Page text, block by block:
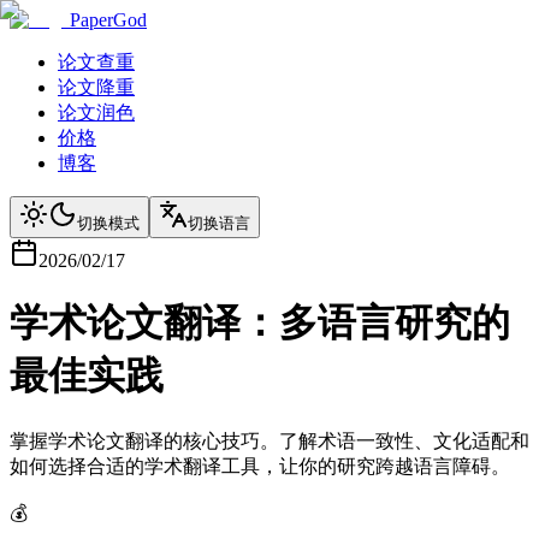
PaperGod
论文查重
论文降重
论文润色
价格
博客
切换模式 切换语言
2026/02/17
学术论文翻译：多语言研究的
最佳实践
掌握学术论文翻译的核心技巧。了解术语一致性、文化适配和
如何选择合适的学术翻译工具，让你的研究跨越语言障碍。
💰